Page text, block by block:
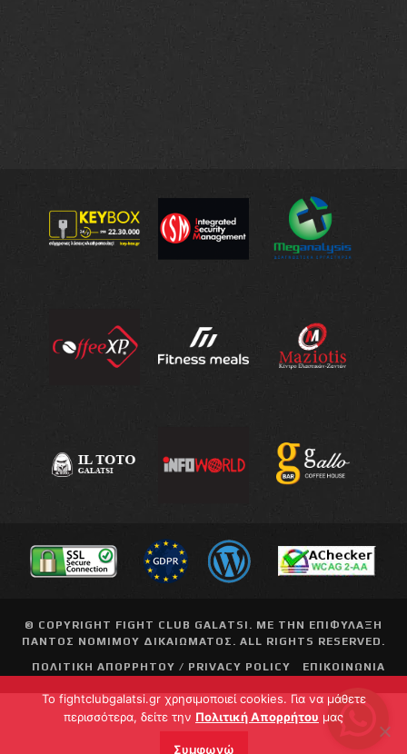
© COPYRIGHT FIGHT CLUB GALATSI
. ΜΕ ΤΗΝ ΕΠΙΦΥΛΑΞΗ
ΠΑΝΤΟΣ ΝΟΜΙΜΟΥ ΔΙΚΑΙΩΜΑΤΟΣ. ALL RIGHTS RESERVED.
ΠΟΛΙΤΙΚΗ ΑΠΟΡΡΗΤΟΥ / PRIVACY POLICY
ΕΠΙΚΟΙΝΩΝΙΑ
To fightclubgalatsi.gr χρησιμοποιεί cookies. Για να μάθετε
περισσότερα, δείτε την Πολιτική Απορρήτου μας
Συμφωνώ